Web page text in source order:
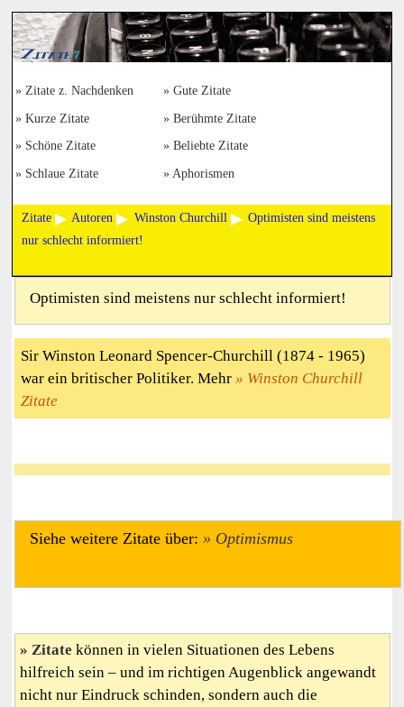
Zitate z. Nachdenken Gute Zitate
Kurze Zitate Berühmte Zitate
Schöne Zitate Beliebte Zitate
Schlaue Zitate Aphorismen
Zitate Autoren Winston Churchill
Optimisten sind meistens
nur schlecht informiert!
Optimisten sind meistens nur schlecht informiert!
Sir Winston Leonard Spencer-Churchill (1874 - 1965)
war ein britischer Politiker. Mehr
Winston Churchill
Zitate
Siehe weitere Zitate über: Optimismus
Zitate können in vielen Situationen des Lebens
hilfreich sein – und im richtigen Augenblick angewandt
nicht nur Eindruck schinden, sondern auch die